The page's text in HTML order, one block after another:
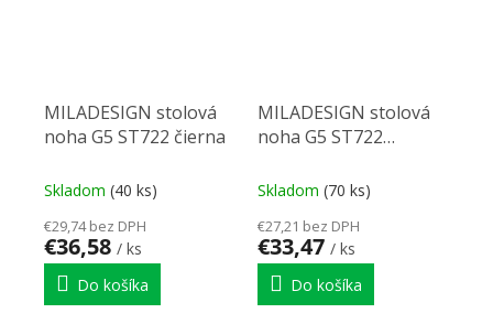
MILADESIGN stolová
noha G5 ST722 čierna
Skladom (40 ks)
€29,74 bez DPH
€36,58 / ks
Do košíka
MILADESIGN stolová
noha G5 ST722
Skladom (70 ks)
€27,21 bez DPH
€33,47 / ks
Do košíka